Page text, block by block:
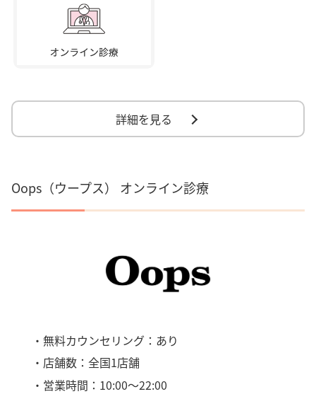
詳細を見る
Oops（ウープス） オンライン診療
・無料カウンセリング：あり
・店舗数：全国1店舗
・営業時間：10:00～22:00